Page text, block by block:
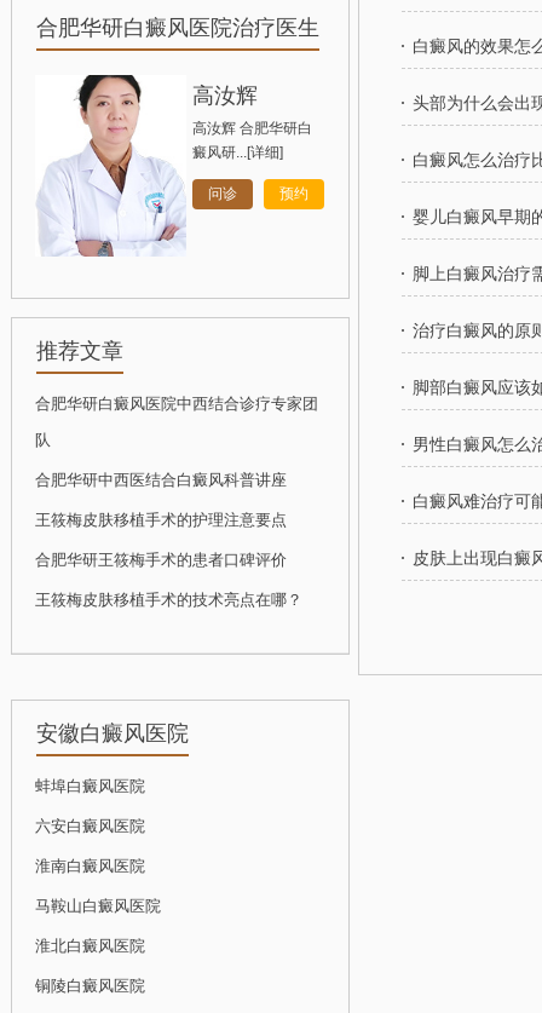
合肥华研白癜风医院治疗医生
孙定英
[详细]
问诊 预约
高汝辉
高汝辉 合肥华研白
癜风研...[详细]
问诊 预约
刘斌
[详细]
问诊 预约
推荐文章
合肥华研白癜风医院中西结合诊疗专家团
队
合肥华研中西医结合白癜风科普讲座
王筱梅皮肤移植手术的护理注意要点
合肥华研王筱梅手术的患者口碑评价
王筱梅皮肤移植手术的技术亮点在哪？
安徽白癜风医院
蚌埠白癜风医院
六安白癜风医院
淮南白癜风医院
马鞍山白癜风医院
淮北白癜风医院
铜陵白癜风医院
白癜风的效果怎
头部为什么会出
白癜风怎么治疗
婴儿白癜风早期
脚上白癜风治疗
治疗白癜风的原
脚部白癜风应该
男性白癜风怎么
白癜风难治疗可
皮肤上出现白癜